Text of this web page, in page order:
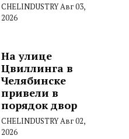
CHELINDUSTRYАвг 03,
2026
На улице
Цвиллинга в
Челябинске
привели в
порядок двор
CHELINDUSTRYАвг 02,
2026